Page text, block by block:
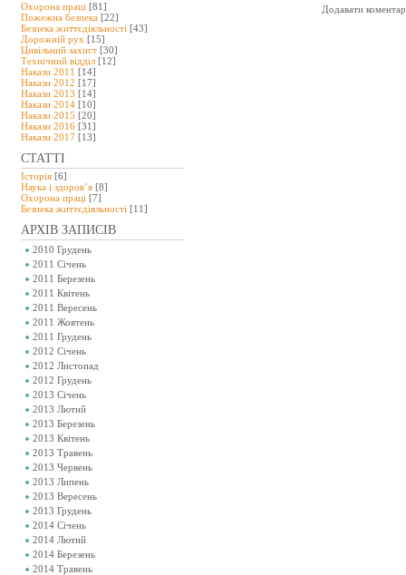
Охорона праці [81]
Пожежна безпека [22]
Безпека життєдіяльності [43]
Дорожній рух [15]
Цивільний захист [30]
Технічний відділ [12]
Накази 2011 [14]
Накази 2012 [17]
Накази 2013 [14]
Накази 2014 [10]
Накази 2015 [20]
Накази 2016 [31]
Накази 2017 [13]
СТАТТІ
Історія [6]
Наука і здоров’я [8]
Охорона праці [7]
Безпeка життєдіяльності [11]
АРХІВ ЗАПИСІВ
2010 Грудень
2011 Січень
2011 Березень
2011 Квітень
2011 Вересень
2011 Жовтень
2011 Грудень
2012 Січень
2012 Листопад
2012 Грудень
2013 Січень
2013 Лютий
2013 Березень
2013 Квітень
2013 Травень
2013 Червень
2013 Липень
2013 Вересень
2013 Грудень
2014 Січень
2014 Лютий
2014 Березень
2014 Травень
Додавати